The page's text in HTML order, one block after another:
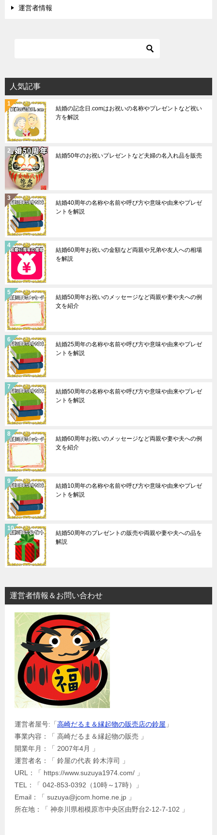
運営者情報
人気記事
結婚の記念日.comはお祝いの名称やプレゼントなど祝い
方を解説
結婚50年のお祝いプレゼントなど夫婦の名入れ品を販売
結婚40周年の名称や名前や呼び方や意味や由来やプレゼ
ントを解説
結婚60周年お祝いの金額など両親や兄弟や友人への相場
を解説
結婚50周年お祝いのメッセージなど両親や妻や夫への例
文を紹介
結婚25周年の名称や名前や呼び方や意味や由来やプレゼ
ントを解説
結婚50周年の名称や名前や呼び方や意味や由来やプレゼ
ントを解説
結婚60周年お祝いのメッセージなど両親や妻や夫への例
文を紹介
結婚10周年の名称や名前や呼び方や意味や由来やプレゼ
ントを解説
結婚50周年のプレゼントの販売や両親や妻や夫への品を
解説
運営者情報＆お問い合わせ
運営者屋号:「 高崎だるま＆縁起物の販売店の鈴屋 」
事業内容：「 高崎だるま＆縁起物の販売 」
開業年月：「 2007年4月 」
運営者名：「 鈴屋の代表 鈴木淳司 」
URL：「 https://www.suzuya1974.com/ 」
TEL：「 042-853-0392（10時～17時）」
Email：「 suzuya@jcom.home.ne.jp 」
所在地：「 神奈川県相模原市中央区由野台2-12-7-102 」